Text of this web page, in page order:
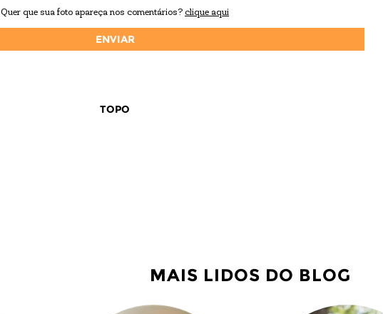
Quer que sua foto apareça nos comentários? clique aqui
TOPO
MAIS LIDOS DO BLOG